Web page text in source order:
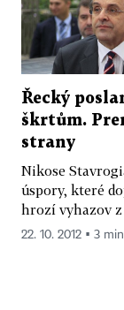
Řecký
škrtům.
strany
Nikose
úspory, které
hrozí vyhazov
22. 10. 2012 ▪ 3